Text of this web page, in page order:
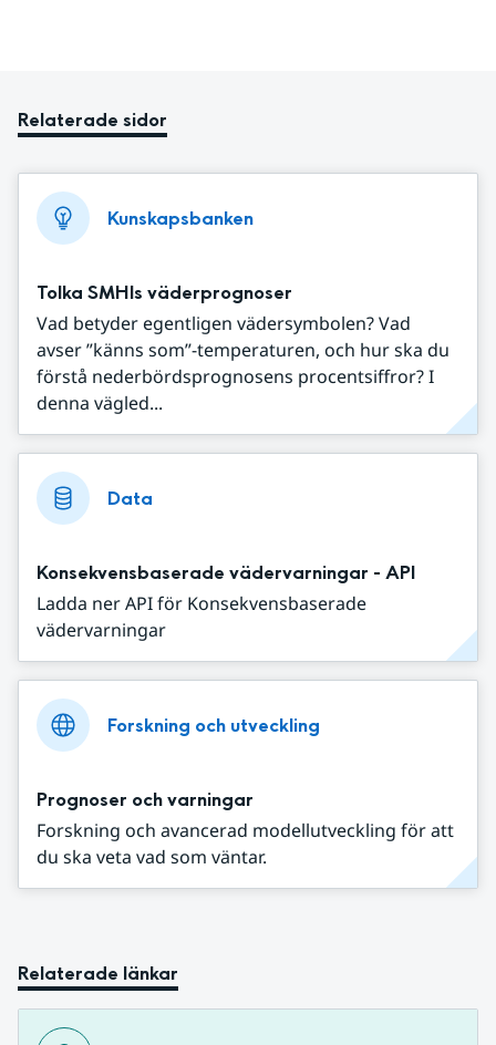
Relaterade sidor
Kunskapsbanken
Tolka SMHIs väderprognoser
Vad betyder egentligen vädersymbolen? Vad
avser ”känns som”-temperaturen, och hur ska du
förstå nederbördsprognosens procentsiffror? I
denna vägled...
Data
Konsekvensbaserade vädervarningar - API
Ladda ner API för Konsekvensbaserade
vädervarningar
Forskning och utveckling
Prognoser och varningar
Forskning och avancerad modellutveckling för att
du ska veta vad som väntar.
Relaterade länkar